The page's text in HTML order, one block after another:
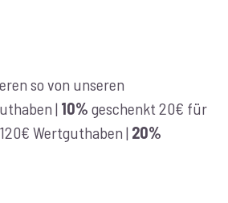
so von unseren
| 10% geschenkt 20€ für
Wertguthaben | 20%